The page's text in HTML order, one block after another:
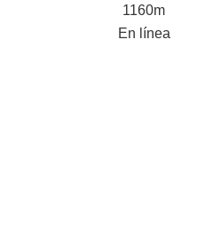
1160m
En línea